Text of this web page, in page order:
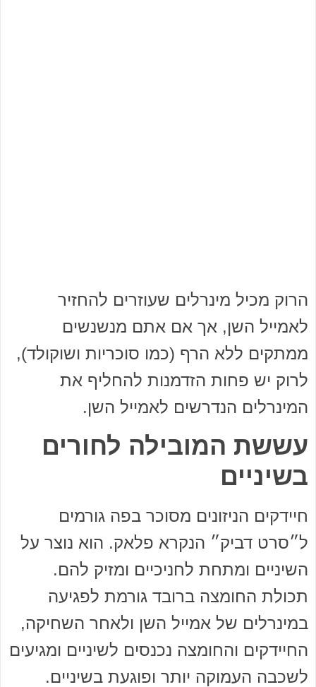
הרוק מכיל מינרלים שעוזרים להחזיר
לאמייל השן, אך אם אתם מנשנשים
ממתקים ללא הרף (כמו סוכריות ושוקולד),
לרוק יש פחות הזדמנות להחליף את
המינרלים הנדרשים לאמייל השן.
עששת המובילה לחורים
בשיניים
חיידקים הניזונים מסוכר בפה גורמים
ל״סרט דביק״ הנקרא פלאק. הוא נוצר על
השיניים ומתחת לחניכיים ומזיק להם.
תכולת החומצה ברובד גורמת לפגיעה
במינרלים של אמייל השן ולאחר השחיקה,
החיידקים והחומצה נכנסים לשיניים ומגיעים
לשכבה העמוקה יותר ופוגעת בשיניים.